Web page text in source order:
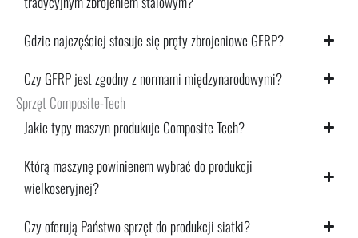
Gdzie najczęściej stosuje się pręty zbrojeniowe GFRP?
Czy GFRP jest zgodny z normami międzynarodowymi?
Sprzęt Composite-Tech
Jakie typy maszyn produkuje Composite Tech?
Którą maszynę powinienem wybrać do produkcji
wielkoseryjnej?
Czy oferują Państwo sprzęt do produkcji siatki?